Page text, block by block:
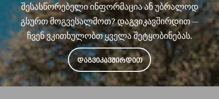
შესასწორებელი ინფორმაცია ან უბრალოდ
გსურთ მოგვესალმოთ? დაგვიკავშირდით —
ჩვენ ვკითხულობთ ყველა შეტყობინებას.
ᲓᲐᲒᲕᲘᲙᲐᲕᲨᲘᲠᲓᲘᲗ